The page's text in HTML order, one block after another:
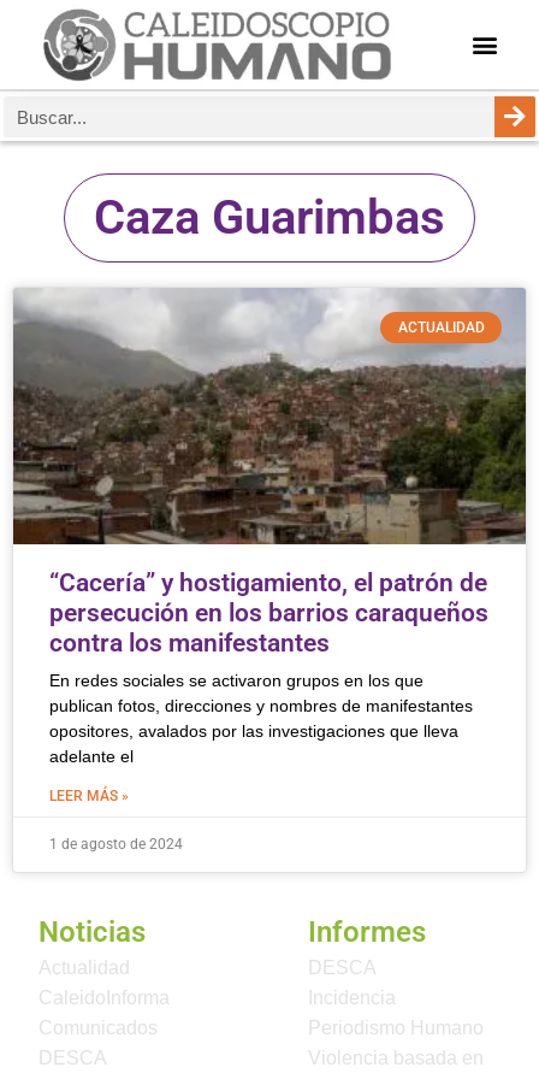
Caza Guarimbas
ACTUALIDAD
“Cacería” y hostigamiento, el patrón de
persecución en los barrios caraqueños
contra los manifestantes
En redes sociales se activaron grupos en los que
publican fotos, direcciones y nombres de manifestantes
opositores, avalados por las investigaciones que lleva
adelante el
LEER MÁS »
1 de agosto de 2024
Noticias
Actualidad
CaleidoInforma
Comunicados
DESCA
Informes
DESCA
Incidencia
Periodismo Humano
Violencia basada en